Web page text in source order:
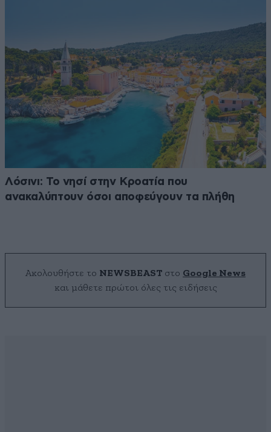
Λόσινι: Το νησί στην Κροατία που
ανακαλύπτουν όσοι αποφεύγουν τα πλήθη
Ακολουθήστε το NEWSBEAST στο Google News
και μάθετε πρώτοι όλες τις ειδήσεις